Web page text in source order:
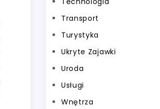
Transport
Turystyka
Ukryte Zajawki
Uroda
Usługi
Wnętrza